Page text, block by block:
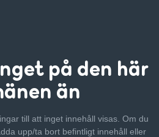
på den här
än
till att inget innehåll visas. Om du
upp/ta bort befintligt innehåll eller